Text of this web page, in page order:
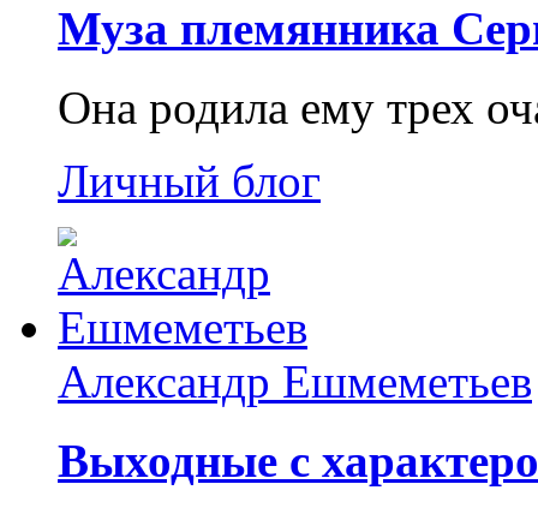
Муза племянника
Она родила ему трех
Личный блог
Александр Ешмеметьев
Выходные с